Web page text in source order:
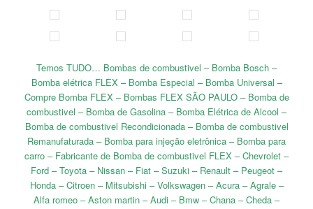
Temos TUDO… Bombas de combustivel – Bomba Bosch –
Bomba elétrica FLEX – Bomba Especial – Bomba Universal –
Compre Bomba FLEX – Bombas FLEX SÃO PAULO – Bomba de
combustivel – Bomba de Gasolina – Bomba Elétrica de Alcool –
Bomba de combustivel Recondicionada – Bomba de combustivel
Remanufaturada – Bomba para injeção eletrônica – Bomba para
carro – Fabricante de Bomba de combustivel FLEX – Chevrolet –
Ford – Toyota – Nissan – Fiat – Suzuki – Renault – Peugeot –
Honda – Citroen – Mitsubishi – Volkswagen – Acura – Agrale –
Alfa romeo – Aston martin – Audi – Bmw – Chana – Cheda –